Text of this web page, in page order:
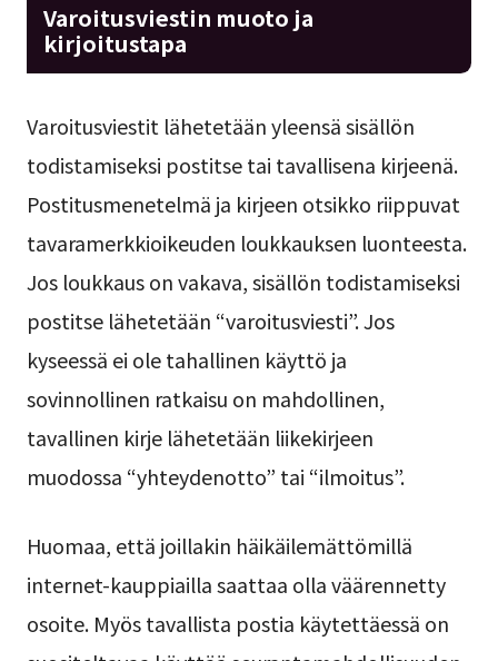
Varoitusviestin muoto ja
kirjoitustapa
Varoitusviestit lähetetään yleensä sisällön
todistamiseksi postitse tai tavallisena kirjeenä.
Postitusmenetelmä ja kirjeen otsikko riippuvat
tavaramerkkioikeuden loukkauksen luonteesta.
Jos loukkaus on vakava, sisällön todistamiseksi
postitse lähetetään “varoitusviesti”. Jos
kyseessä ei ole tahallinen käyttö ja
sovinnollinen ratkaisu on mahdollinen,
tavallinen kirje lähetetään liikekirjeen
muodossa “yhteydenotto” tai “ilmoitus”.
Huomaa, että joillakin häikäilemättömillä
internet-kauppiailla saattaa olla väärennetty
osoite. Myös tavallista postia käytettäessä on